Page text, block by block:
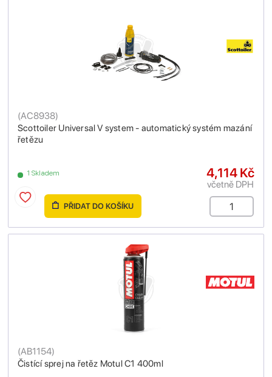
Scottoiler Universal V system - automatický systém mazání
řetězu
(AC8938)
1 Skladem 4,114 Kč
včetně DPH
PŘIDAT DO KOŠÍKU
Čistící sprej na řetěz Motul C1 400ml
(AB1154)